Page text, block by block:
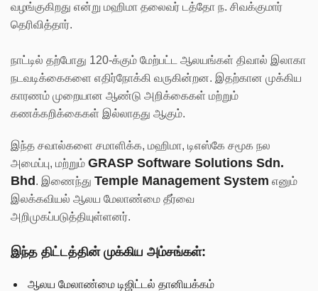
வழங்குகிறது என்று மஹிமா தலைவர் டத்தோ ந. சிவக்குமார்
தெரிவித்தார்.
நாட்டில் தற்போது 120-க்கும் மேற்பட்ட ஆலயங்கள் திவால் இலாகா
நடவடிக்கைகளை எதிர்நோக்கி வருகின்றன. இதற்கான முக்கிய
காரணம் முறையான ஆண்டு அறிக்கைகள் மற்றும்
கணக்கறிக்கைகள் இல்லாதது ஆகும்.
இந்த சவால்களை சமாளிக்க, மஹிமா, டிஎஸ்கே சமூக நல
அமைப்பு, மற்றும் GRASP Software Solutions Sdn.
Bhd . இணைந்து Temple Management System எனும்
இலக்கவியல் ஆலய மேலாண்மை தீர்வை
அறிமுகப்படுத்தியுள்ளனர்.
இந்த திட்டத்தின் முக்கிய அம்சங்கள்:
ஆலய மேலாண்மை டிஜிட்டல் தானியக்கம்